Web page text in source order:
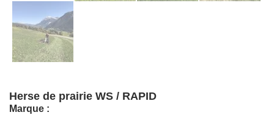
Herse de prairie WS / RAPID
Marque :